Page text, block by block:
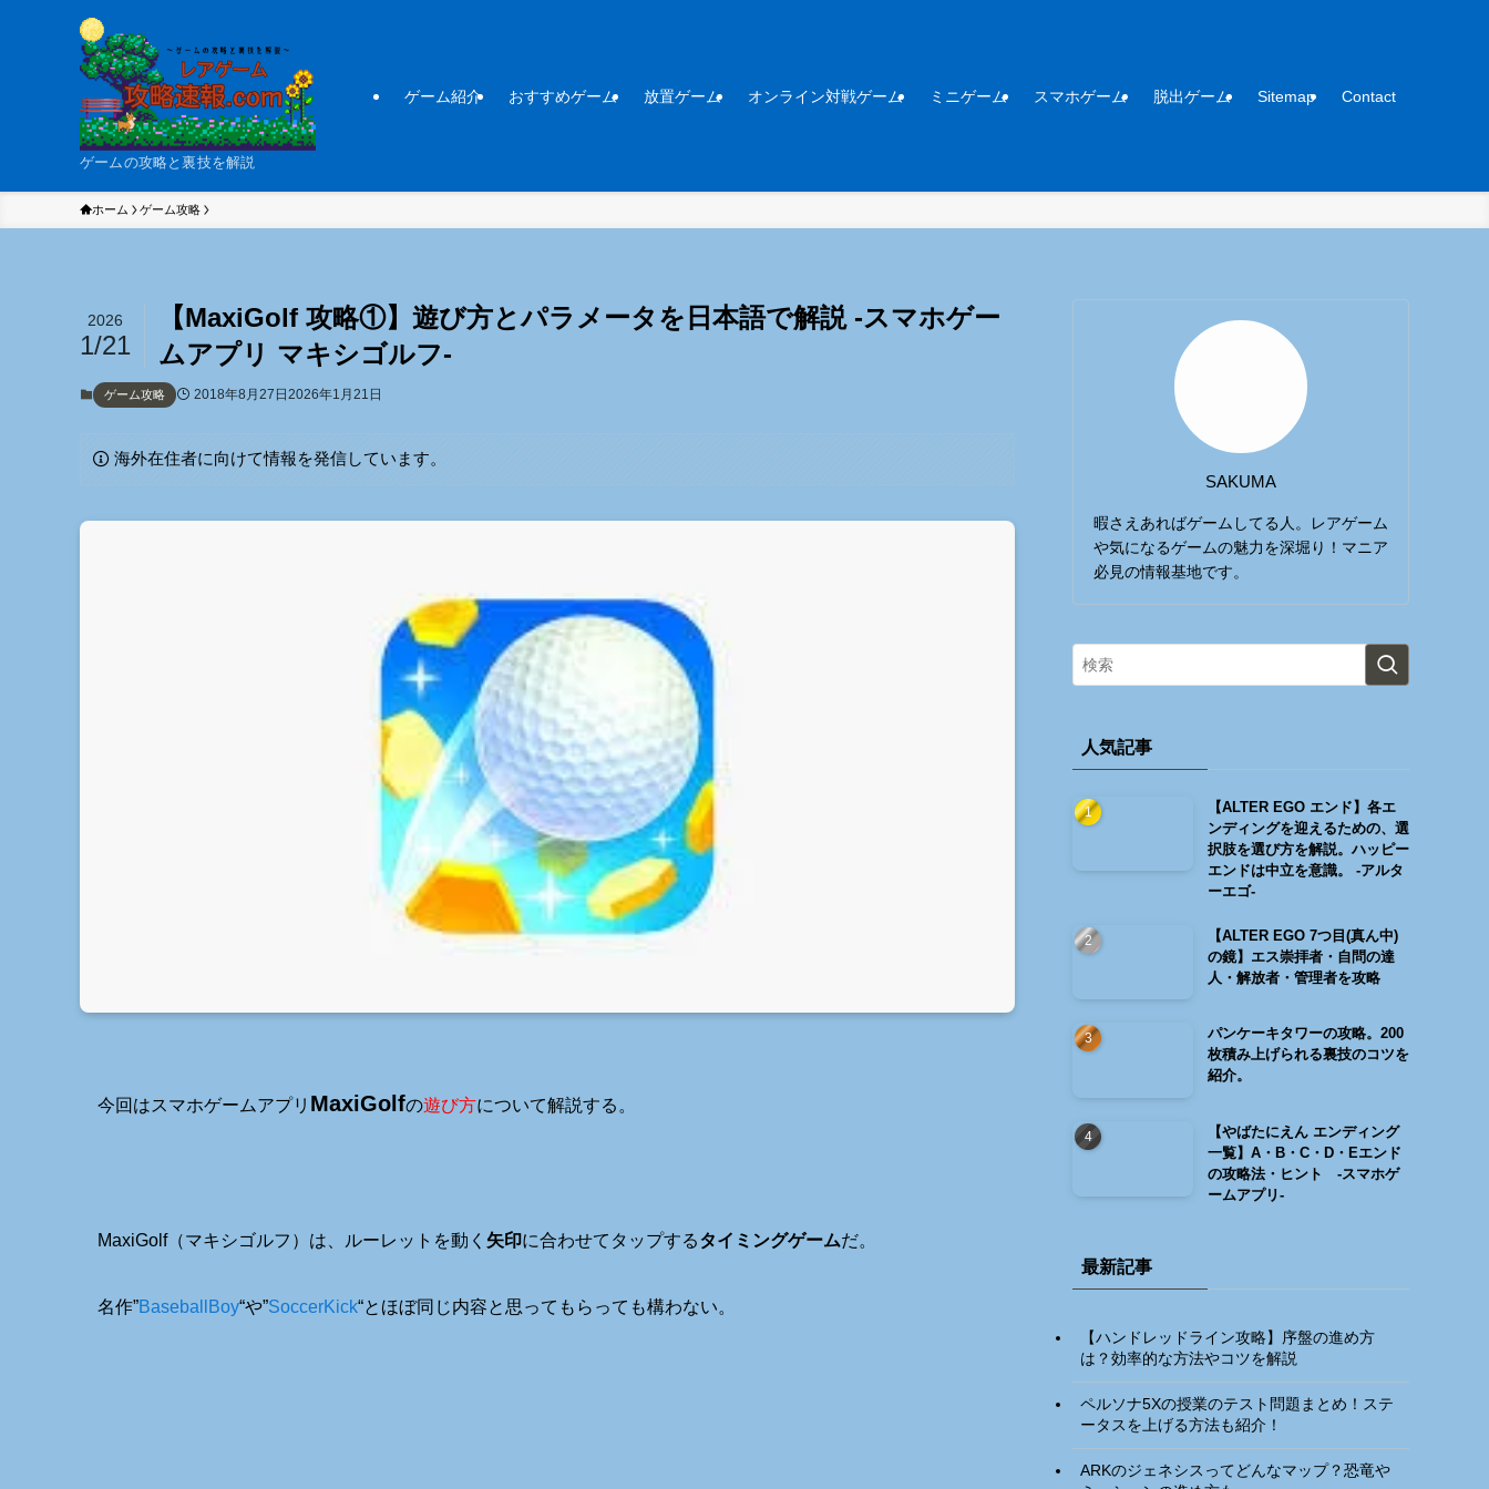
ゲームの攻略と裏技を解説
ゲーム紹介 おすすめゲーム 放置ゲーム オンライン対戦ゲーム ミニゲーム スマホゲーム 脱出ゲーム Sitemap Contact
ホーム ゲーム攻略
【MaxiGolf 攻略①】遊び方とパラメータを日本語で解説 -スマホゲー
ムアプリ マキシゴルフ-
2026
1/21
ゲーム攻略 2018年8月27日 2026年1月21日
海外在住者に向けて情報を発信しています。
今回はスマホゲームアプリ MaxiGolfの遊び方について解説する。
MaxiGolf（マキシゴルフ）は、ルーレットを動く 矢印に合わせてタップするタイミングゲームだ。
名作”BaseballBoy“や”SoccerKick“とほぼ同じ内容と思ってもらっても構わない。
SAKUMA
暇さえあればゲームしてる人。レアゲーム
や気になるゲームの魅力を深堀り！マニア
必見の情報基地です。
人気記事
【ALTER EGO エンド】各エ
ンディングを迎えるための、選
択肢を選び方を解説。ハッピー
エンドは中立を意識。 -アルタ
ーエゴ-
【ALTER EGO 7つ目(真ん中)
の鏡】エス崇拝者・自問の達
人・解放者・管理者を攻略
パンケーキタワーの攻略。200
枚積み上げられる裏技のコツを
紹介。
【やばたにえん エンディング
一覧】A・B・C・D・Eエンド
の攻略法・ヒント -スマホゲ
ームアプリ-
最新記事
【ハンドレッドライン攻略】序盤の進め方
は？効率的な方法やコツを解説
ペルソナ5Xの授業のテスト問題まとめ！ステ
ータスを上げる方法も紹介！
ARKのジェネシスってどんなマップ？恐竜や